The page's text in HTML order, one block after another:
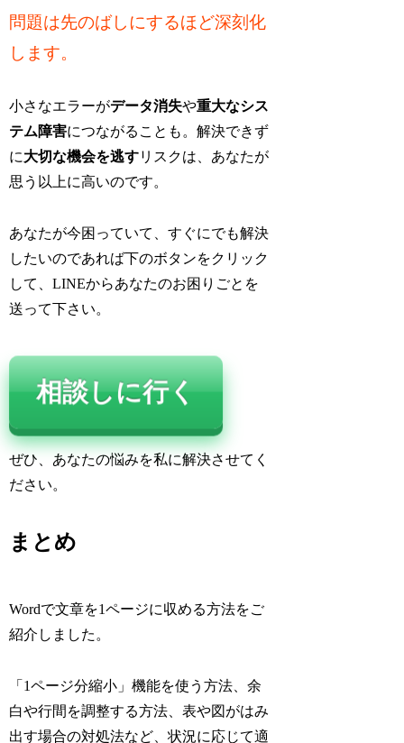
問題は先のばしにするほど深刻化
します。
小さなエラーがデータ消失や重大なシス
テム障害につながることも。解決できず
に大切な機会を逃すリスクは、あなたが
思う以上に高いのです。
あなたが今困っていて、すぐにでも解決
したいのであれば下のボタンをクリック
して、LINEからあなたのお困りごとを
送って下さい。
相談しに行く
ぜひ、あなたの悩みを私に解決させてく
ださい。
まとめ
Wordで文章を1ページに収める方法をご
紹介しました。
「1ページ分縮小」機能を使う方法、余
白や行間を調整する方法、表や図がはみ
出す場合の対処法など、状況に応じて適